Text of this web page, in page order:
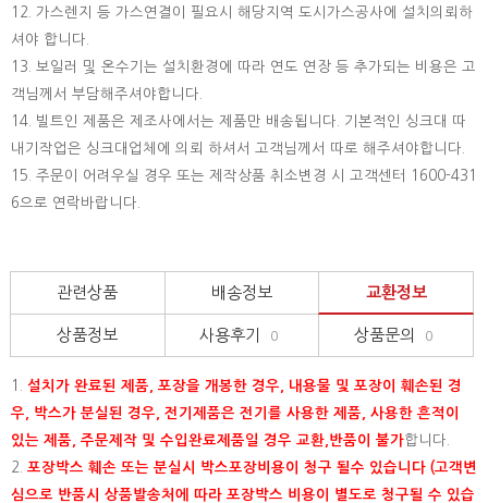
12. 가스렌지 등 가스연결이 필요시 해당지역 도시가스공사에 설치의뢰하
셔야 합니다.
13. 보일러 및 온수기는 설치환경에 따라 연도 연장 등 추가되는 비용은 고
객님께서 부담해주셔야합니다.
14. 빌트인 제품은 제조사에서는 제품만 배송됩니다. 기본적인 싱크대 따
내기작업은 싱크대업체에 의뢰 하셔서 고객님께서 따로 해주셔야합니다.
15. 주문이 어려우실 경우 또는 제작상품 취소변경 시 고객센터 1600-431
6으로 연락바랍니다.
관련상품 배송정보 교환정보
상품정보 사용후기 0 상품문의 0
1. 설치가 완료된 제품, 포장을 개봉한 경우, 내용물 및 포장이 훼손된 경
우, 박스가 분실된 경우, 전기제품은 전기를 사용한 제품, 사용한 흔적이
있는 제품, 주문제작 및 수입완료제품일 경우 교환,반품이 불가합니다.
2. 포장박스 훼손 또는 분실시 박스포장비용이 청구 될수 있습니다 (고객변
심으로 반품시 상품발송처에 따라 포장박스 비용이 별도로 청구될 수 있습